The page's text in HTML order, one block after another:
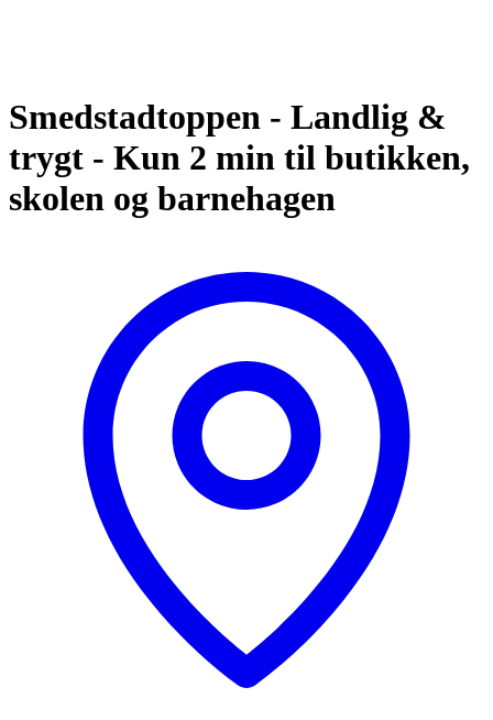
Smedstadtoppen - Landlig &
trygt - Kun 2 min til butikken,
skolen og barnehagen